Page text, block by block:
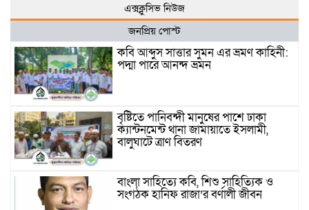
এক্সক্লুসিভ নিউজ
জনপ্রিয় পোস্ট
কবি আব্দুস সাত্তার সুমন এর ভ্রমণ কাহিনী:
পদ্মা পারে আনন্দ ভ্রমন
বৃষ্টিতে পানিবন্দী মানুষের পাশে ঢাকা
ক্যান্টনমেন্ট থানা জামায়াতে ইসলামী,
বালুঘাটে ত্রাণ বিতরণ
বাংলা সাহিত্যে কবি, শিশু সাহিত্যিক ও
সংগঠক হানিফ রাজা’র বর্ণালী জীবন